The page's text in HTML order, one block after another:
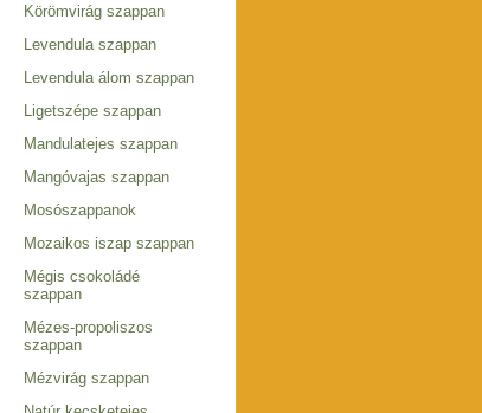
Körömvirág szappan
Levendula szappan
Levendula álom szappan
Ligetszépe szappan
Mandulatejes szappan
Mangóvajas szappan
Mosószappanok
Mozaikos iszap szappan
Mégis csokoládé
szappan
Mézes-propoliszos
szappan
Mézvirág szappan